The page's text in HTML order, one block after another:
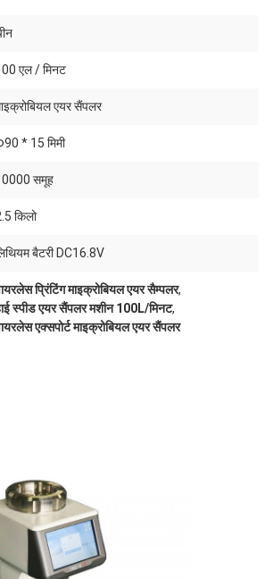
एल / मिनट
एयर सैंपलर
* 15 मिमी
समूह
किलो
बैटरी DC16.8V
प्रिंटिंग माइक्रोबियल एयर सैम्पलर,
स्पीड एयर सैंपलर मशीन 100L/मिनट,
एक्सपोर्ट माइक्रोबियल एयर सैंपलर